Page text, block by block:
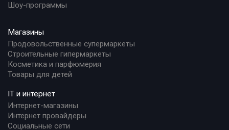
Шоу-программы
Магазины
Продовольственные супермаркеты
Строительные гипермаркеты
Косметика и парфюмерия
Товары для детей
IT и интернет
Интернет-магазины
Интернет провайдеры
Социальные сети